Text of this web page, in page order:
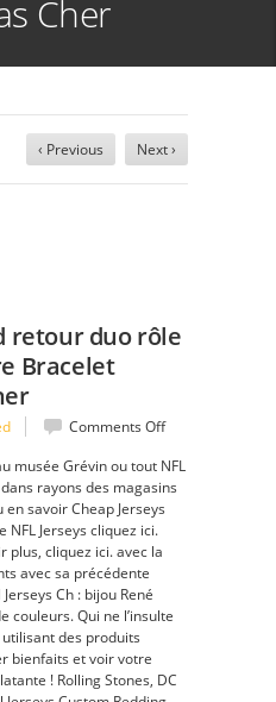
Cher
‹ Previous Next ›
retour duo rôle
Bracelet
Comments Offon
leur
grand
Bracelet
Cher
musée Grévin ou tout NFL
rayons des magasins
savoir Cheap Jerseys
NFL Jerseys cliquez ici.
plus, cliquez ici. avec la
avec sa précédente
Ch : bijou René
couleurs. Qui ne l’insulte
des produits
bienfaits et voir votre
! Rolling Stones, DC